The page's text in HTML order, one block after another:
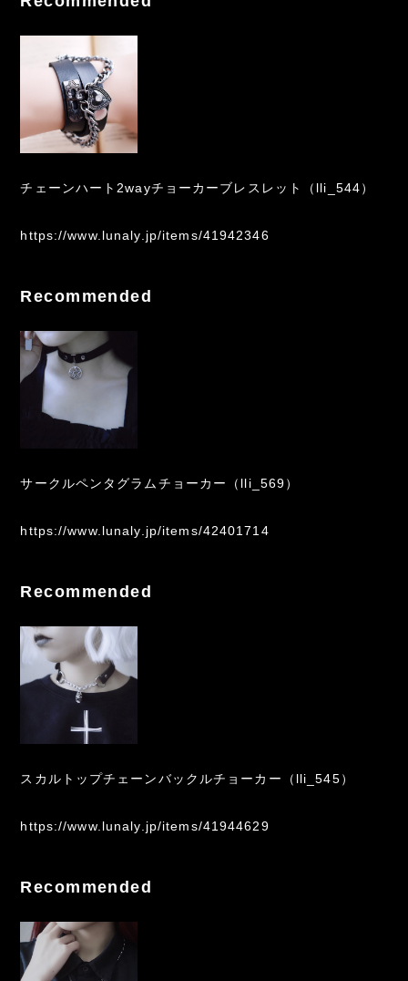
チェーンハート2wayチョーカーブレスレット（lli_544）
https://www.lunaly.jp/items/41942346
Recommended
サークルペンタグラムチョーカー（lli_569）
https://www.lunaly.jp/items/42401714
Recommended
スカルトップチェーンバックルチョーカー（lli_545）
https://www.lunaly.jp/items/41944629
Recommended